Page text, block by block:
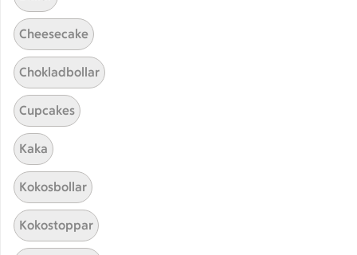
Testa att söka på något nytt, eller ta bort något av
Toast skagen
Cheesecake
Chokladbollar
Cupcakes
Kaka
Kokosbollar
Kokostoppar